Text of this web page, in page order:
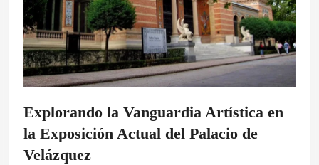
Explorando la Vanguardia Artística en
la Exposición Actual del Palacio de
VelázquezExplorando